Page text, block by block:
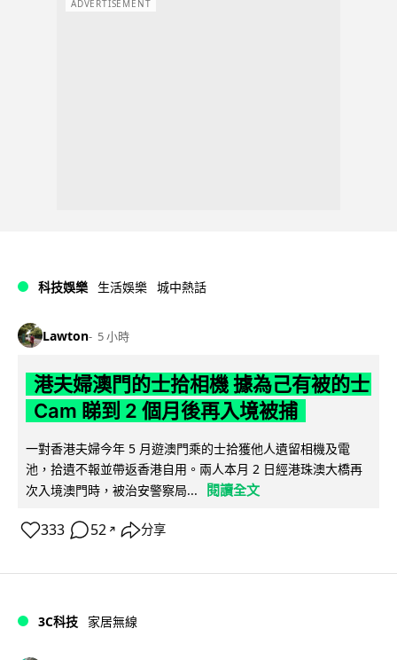
ADVERTISEMENT
科技娛樂 生活娛樂 城中熱話
Lawton 5 小時
港夫婦澳門的士拾相機 據為己有被的士
Cam 睇到 2 個月後再入境被捕
一對香港夫婦今年 5 月遊澳門乘的士拾獲他人遺留相機及電
池，拾遺不報並帶返香港自用。兩人本月 2 日經港珠澳大橋再
次入境澳門時，被治安警察局...
閱讀全文
333 52 ↗ 分享
3C科技 家居無線